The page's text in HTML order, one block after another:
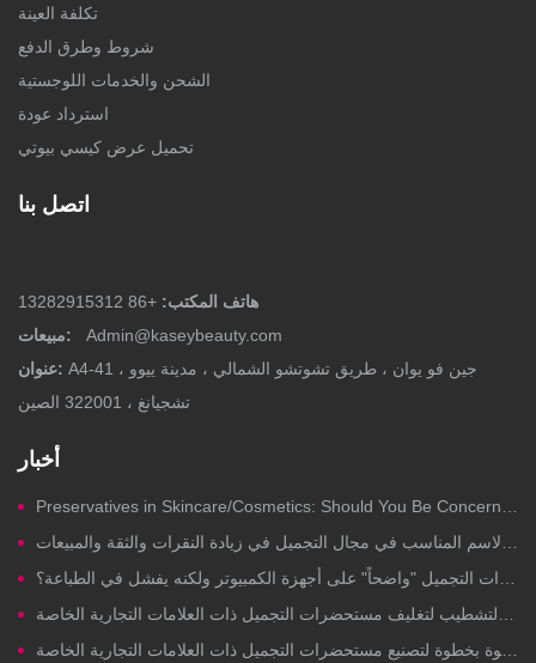
تكلفة العينة
شروط وطرق الدفع
الشحن والخدمات اللوجستية
استرداد عودة
تحميل عرض كيسي بيوتي
اتصل بنا
هاتف المكتب: +86 13282915312
مبيعات:
Admin@kaseybeauty.com
عنوان: A4-41 جين فو يوان ، طريق تشوتشو الشمالي ، مدينة ييوو ،
تشجيانغ ، 322001 الصين
أخبار
Preservatives in Skincare/Cosmetics: Should You Be Concerned?
قوة تسمية المنتجات: كيف يُسهم الاسم المناسب في مجال التجميل في زيادة النقرات والثقة والمبيعات
لماذا يبدو تصميم علبة مستحضرات التجميل "واضحاً" على أجهزة الكمبيوتر ولكنه يفشل في الطباعة؟
جودة يمكنك الوثوق بها: تدقيق مصنع خطوة بخطوة لتصنيع مستحضرات التجميل ذات العلامات التجارية الخاصة